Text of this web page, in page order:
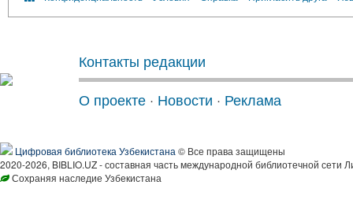
Контакты редакции
О проекте · Новости · Реклама
Цифровая библиотека Узбекистана © Все права защищены
2020-2026, BIBLIO.UZ - составная часть международной библиотечной сети
Сохраняя наследие Узбекистана